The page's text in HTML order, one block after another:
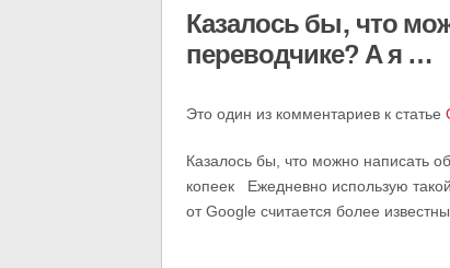
Казалось бы, что
переводчике? А я …
Это один из комментариев к статье
Казалось бы, что можно написать
копеек Ежедневно использую
от Google считается более